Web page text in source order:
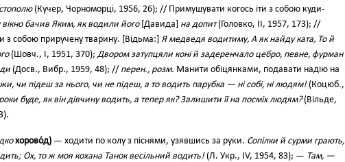
(Кучер, Чорноморці, 1956, 26); // Примушувати когось іти з собою куди-
вікно бачив Яким, як водили його[Давида] на допит(Головко, II, 1957, 173); //
з собою приручену тварину. [Відьма:] Я медведя водитиму, А як найду ката, То й
(Шовч., І, 1951, 370);Двором затупцяли коні й задеренчало цебро, певне, фурман
(Досв., Вибр., 1959, 48); // перен., розм. Манити обіцянками, подавати надію на
чи підеш за нього, чи не підеш, а то водить парубка — ні собі, ні людям!(Коцюб.,
буде, як він дівчину водить, а тепер як? Залишити її на посміх людям?(Вільде,
хорово́д) — ходити по колу з піснями, узявшись за руки. Сопілки й сурми грають,
Ох, то ж моя кохана Танок весільний водить!(Л. Укр., IV, 1954, 83); — Там, —